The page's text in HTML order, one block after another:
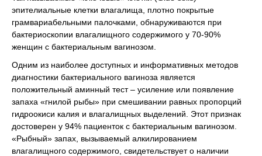
эпителиальные клетки влагалища, плотно покрытые
грамвариабельными палочками, обнаруживаются при
бактериоскопии влагалищного содержимого у 70-90%
женщин с бактериальным вагинозом.
Одним из наиболее доступных и информативных методов
диагностики бактериального вагиноза является
положительный аминный тест – усиление или появление
запаха «гнилой рыбы» при смешивании равных пропорций
гидроокиси калия и влагалищных выделений. Этот признак
достоверен у 94% пациенток с бактериальным вагинозом.
«Рыбный» запах, вызываемый алкилированием
влагалищного содержимого, свидетельствует о наличии